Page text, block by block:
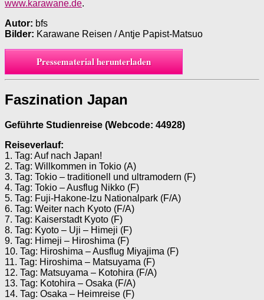
www.karawane.de.
Autor: bfs
Bilder: Karawane Reisen / Antje Papist-Matsuo
Pressematerial herunterladen
Faszination Japan
Geführte Studienreise (Webcode: 44928)
Reiseverlauf:
1. Tag: Auf nach Japan!
2. Tag: Willkommen in Tokio (A)
3. Tag: Tokio – traditionell und ultramodern (F)
4. Tag: Tokio – Ausflug Nikko (F)
5. Tag: Fuji-Hakone-Izu Nationalpark (F/A)
6. Tag: Weiter nach Kyoto (F/A)
7. Tag: Kaiserstadt Kyoto (F)
8. Tag: Kyoto – Uji – Himeji (F)
9. Tag: Himeji – Hiroshima (F)
10. Tag: Hiroshima – Ausflug Miyajima (F)
11. Tag: Hiroshima – Matsuyama (F)
12. Tag: Matsuyama – Kotohira (F/A)
13. Tag: Kotohira – Osaka (F/A)
14. Tag: Osaka – Heimreise (F)